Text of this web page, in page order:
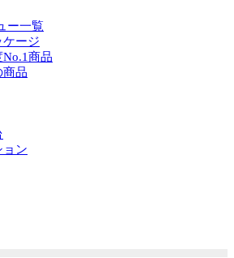
ー一覧
ケージ
商品
商品
ョン